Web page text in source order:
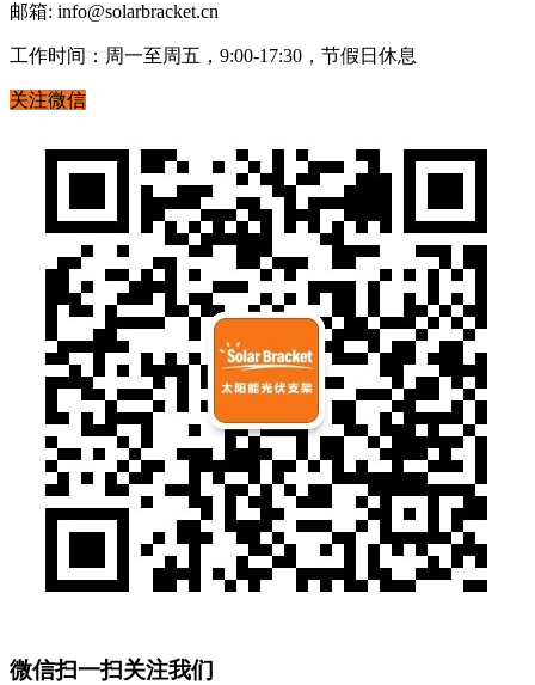
邮箱: info@solarbracket.cn
工作时间：周一至周五，9:00-17:30，节假日休息
关注微信
微信扫一扫关注我们